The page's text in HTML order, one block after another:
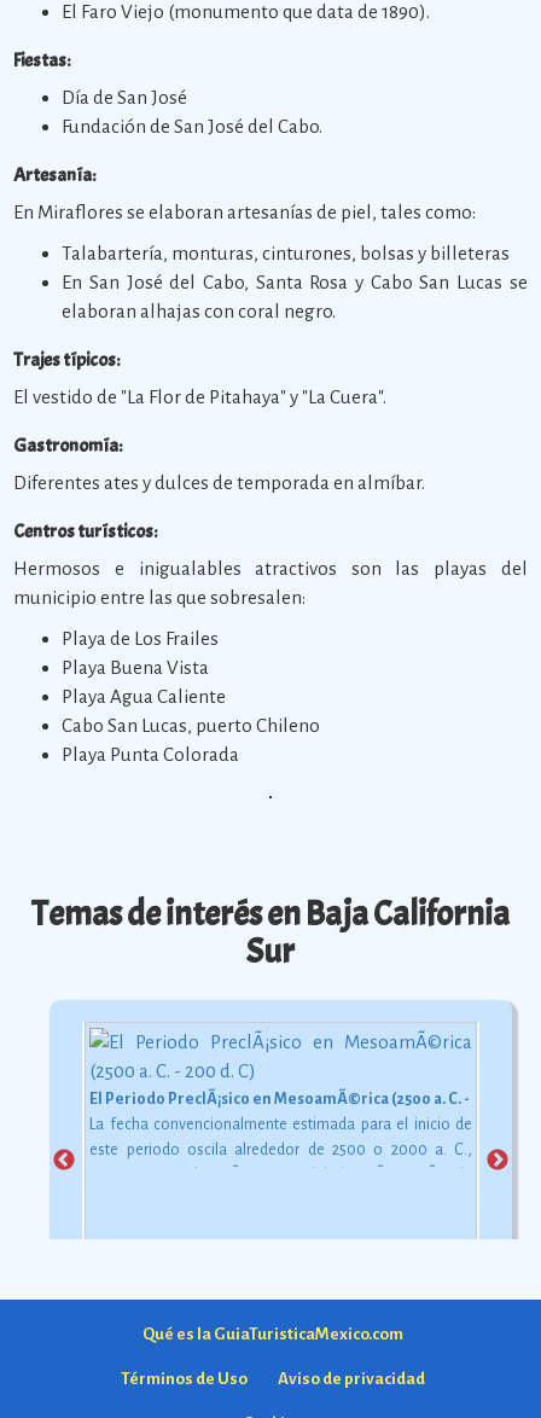
El Faro Viejo (monumento que data de 1890).
Fiestas:
Día de San José
Fundación de San José del Cabo.
Artesanía:
En Miraflores se elaboran artesanías de piel, tales como:
Talabartería, monturas, cinturones, bolsas y billeteras
En San José del Cabo, Santa Rosa y Cabo San Lucas se
elaboran alhajas con coral negro.
Trajes típicos:
El vestido de "La Flor de Pitahaya" y "La Cuera".
Gastronomía:
Diferentes ates y dulces de temporada en almíbar.
Centros turísticos:
Hermosos e inigualables atractivos son las playas del
municipio entre las que sobresalen:
Playa de Los Frailes
Playa Buena Vista
Playa Agua Caliente
Cabo San Lucas, puerto Chileno
Playa Punta Colorada
Temas de interés en Baja California
Sur
El Periodo PreclÃ¡sico en MesoamÃ©rica (2500 a. C. - 200 d. C)
La fecha convencionalmente estimada para el inicio de
este periodo oscila alrededor de 2500 o 2000 a. C.,
Qué es la GuiaTuristicaMexico.com
Términos de Uso Aviso de privacidad